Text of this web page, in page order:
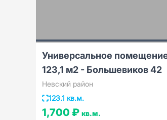
Универсальное
123,1 м2 - Большевиков 42
Невский район
123.1 кв.м.
1,700 ₽ кв.м.